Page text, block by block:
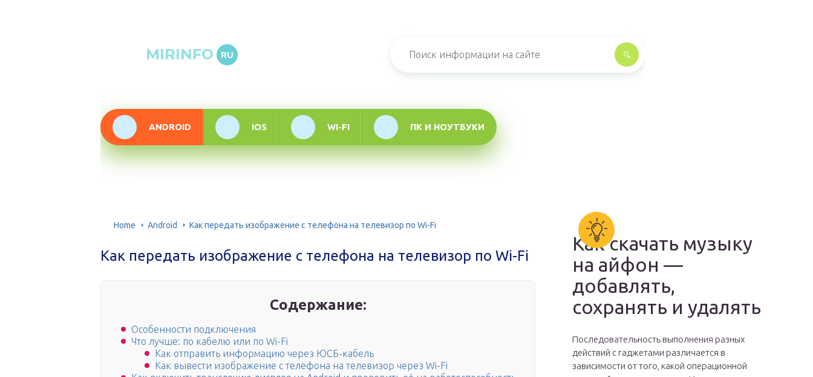
MIRINFO RU
ANDROID IOS WI-FI ПК И НОУТБУКИ
Home Android Как передать изображение с телефона на телевизор по Wi-Fi
Как передать изображение с телефона на телевизор по Wi-Fi
Содержание:
Особенности подключения
Что лучше: по кабелю или по Wi-Fi
Как отправить информацию через ЮСБ-кабель
Как вывести изображение с телефона на телевизор через Wi-Fi
Как скачать музыку
на айфон —
добавлять,
сохранять и удалять
Последовательность выполнения разных
действий с гаджетами различается в
зависимости от того, какой операционной